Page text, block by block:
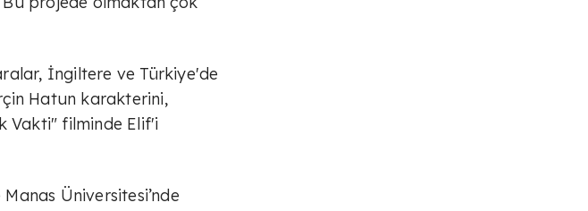
İngiltere ve Türkiye'de
Hatun karakterini,
Vakti" filminde Elif'i
Üniversitesi’nde